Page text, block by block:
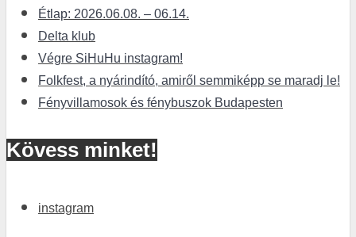
Étlap: 2026.06.08. – 06.14.
Delta klub
Végre SiHuHu instagram!
Folkfest, a nyárindító, amiről semmiképp se maradj le!
Fényvillamosok és fénybuszok Budapesten
Kövess minket!
instagram